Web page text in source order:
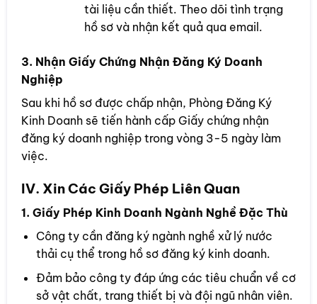
tài liệu cần thiết. Theo dõi tình trạng
hồ sơ và nhận kết quả qua email.
3. Nhận Giấy Chứng Nhận Đăng Ký Doanh
Nghiệp
Sau khi hồ sơ được chấp nhận, Phòng Đăng Ký
Kinh Doanh sẽ tiến hành cấp Giấy chứng nhận
đăng ký doanh nghiệp trong vòng 3-5 ngày làm
việc.
IV. Xin Các Giấy Phép Liên Quan
1. Giấy Phép Kinh Doanh Ngành Nghề Đặc Thù
Công ty cần đăng ký ngành nghề xử lý nước
thải cụ thể trong hồ sơ đăng ký kinh doanh.
Đảm bảo công ty đáp ứng các tiêu chuẩn về cơ
sở vật chất, trang thiết bị và đội ngũ nhân viên.